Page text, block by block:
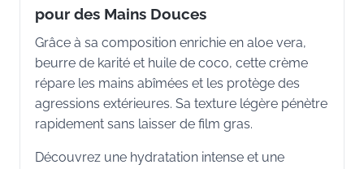
pour des Mains Douces
Grâce à sa composition enrichie en aloe vera,
beurre de karité et huile de coco, cette crème
répare les mains abîmées et les protège des
agressions extérieures. Sa texture légère pénètre
rapidement sans laisser de film gras.
Découvrez une hydratation intense et une